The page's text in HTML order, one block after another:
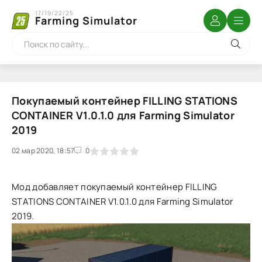
Farming Simulator
17/19/22/25
Покупаемый контейнер FILLING STATIONS
CONTAINER V1.0.1.0 для Farming Simulator
2019
02 мар 2020, 18:57 0
1 2 3 4 5
Мод добавляет покупаемый контейнер FILLING
STATIONS CONTAINER V1.0.1.0 для Farming Simulator
2019.